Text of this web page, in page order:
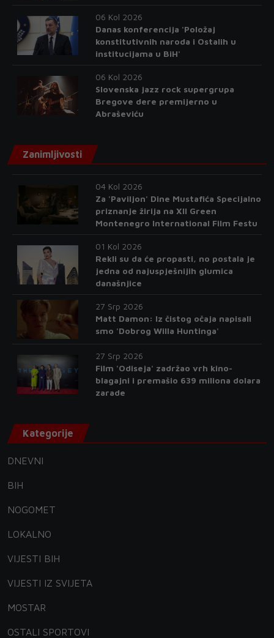
06 Kol 2026
Danas konferencija 'Položaj
konstitutivnih naroda i Ostalih u
institucijama u BiH'
06 Kol 2026
Slovenska jazz rock supergrupa
Bregove dere premijerno u
Abraševiću
Zanimljivosti
04 Kol 2026
Za 'Paviljon' Dine Mustafića Specijalno
priznanje žirija na XII Green
Montenegro International Film Festu
01 Kol 2026
Rekli su da će propasti, no postala je
jedna od najuspješnijih glumica
današnjice
27 Srp 2026
Matt Damon: Iz čistog očaja napisali
smo 'Dobrog Willa Huntinga'
27 Srp 2026
Film 'Odiseja' zadržao vrh kino-
blagajni i premašio 639 miliona dolara
zarade
Kategorije
DNEVNI
BIH
NOGOMET
LOKALNO
VIJESTI BIH
VIJESTI IZ SVIJETA
MOSTAR
OSTALI SPORTOVI